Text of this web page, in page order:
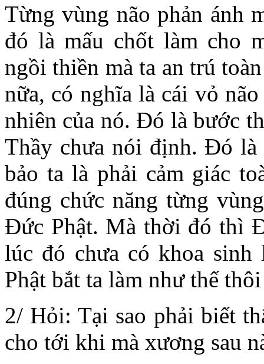
Từng vùng não phản ánh
đó là mấu chốt làm cho
ngồi thiền mà ta an trú
nữa, có nghĩa là cái vỏ
nhiên của nó. Đó là bước
Thầy chưa nói định. Đó
bảo ta là phải cảm giác
đúng chức năng từng
Đức Phật. Mà thời đó thì
lúc đó chưa có khoa
Phật bắt ta làm như thế
2/ Hỏi: Tại sao phải biết
cho tới khi mà xương sau